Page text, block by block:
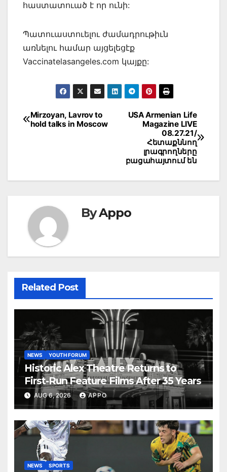
հաստատուած է որ ունի:
Պատուաստուելու ժամադրութիւն
առնելու համար այցելեցէք
Vaccinatelasangeles.com կայքը:
Post
navigation
USA Armenian Life
Magazine LIVE
08.27.21/
Հետաքննող
լրագրողները
բացահայտում են
Mirzoyan, Lavrov to
hold talks in Moscow
ByAppo
Related Post
NEWS YOUTH FORUM
Historic Alex Theatre Returns to
First-Run Feature Films After 35 Years
AUG 6, 2026 APPO
NEWS SPORTS